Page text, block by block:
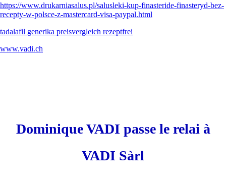
https://www.drukarniasalus.pl/salusleki-kup-finasteride-finasteryd-bez-
recepty-w-polsce-z-mastercard-visa-paypal.html
tadalafil generika preisvergleich rezeptfrei
www.vadi.ch
Dominique VADI passe le relai à
VADI Sàrl